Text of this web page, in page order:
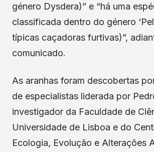
género Dysdera)” e “há uma
classificada dentro do género
típicas caçadoras furtivas)”,
comunicado.
As aranhas foram descobertas
de especialistas liderada por
investigador da Faculdade de
Universidade de Lisboa e do
Ecologia, Evolução e Alterações